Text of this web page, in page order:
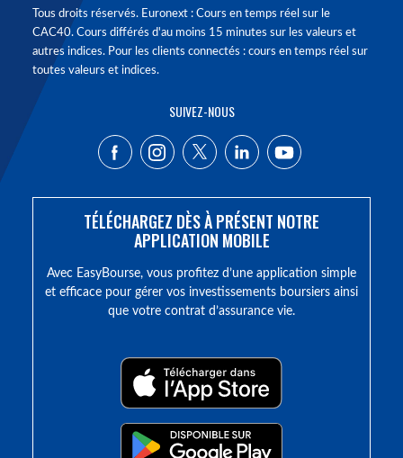
Tous droits réservés. Euronext : Cours en temps réel sur le
CAC40. Cours différés d'au moins 15 minutes sur les valeurs et
autres indices. Pour les clients connectés : cours en temps réel sur
toutes valeurs et indices.
SUIVEZ-NOUS
TÉLÉCHARGEZ DÈS À PRÉSENT NOTRE
APPLICATION MOBILE
Avec EasyBourse, vous profitez d’une application simple
et efficace pour gérer vos investissements boursiers ainsi
que votre contrat d’assurance vie.